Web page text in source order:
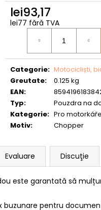
lei93,17
lei77 fără TVA
Evaluare
Categorie: Motocicliști,
Greutate:
0.125 kg
EAN:
Typ:
Pouzdra na
Kategorie: Pro motorkáře
Motiv: Chopper
Evaluare Discuţie
este garantată să
buzunare pentru